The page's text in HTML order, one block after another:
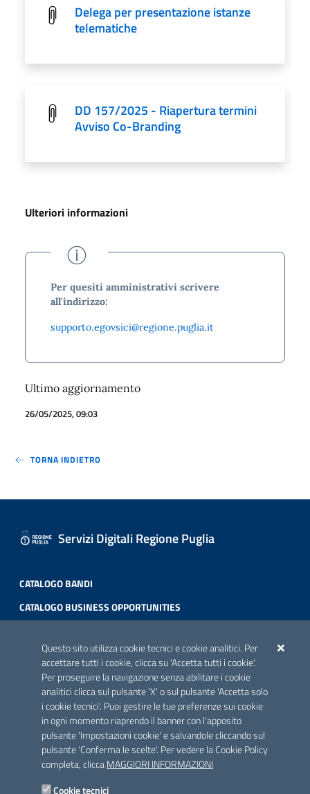
Questo sito utilizza cookie tecnici e cookie analitici. Per
accettare tutti i cookie, clicca su 'Accetta tutti i cookie'.
Per proseguire la navigazione senza abilitare i cookie
analitici clicca sul pulsante 'X' o sul pulsante 'Accetta solo
i cookie tecnici'. Puoi gestire le tue preferenze sui cookie
in ogni momento riaprendo il banner con l'apposito
pulsante 'Impostazioni cookie' e salvandole cliccando sul
pulsante 'Conferma le scelte'. Per vedere la Cookie Policy
completa, cliccaMAGGIORI INFORMAZIONI
Cookie tecnici
Delega per presentazione istanze
telematiche
DD 157/2025 - Riapertura termini
Avviso Co-Branding
Ulteriori informazioni
Per quesiti amministrativi scrivere
all'indirizzo:
supporto.egovsici@regione.puglia.it
Ultimo aggiornamento
26/05/2025, 09:03
TORNA INDIETRO
Servizi Digitali Regione Puglia
CATALOGO BANDI
CATALOGO BUSINESS OPPORTUNITIES
Scheda informativa accreditamento
CONTATTI E INDIRIZZI
Lungomare N. Sauro, 33 - 70121 Bari
Via G. Gentile, 52 - 70126 Bari
Elenco PEC
Rubrica